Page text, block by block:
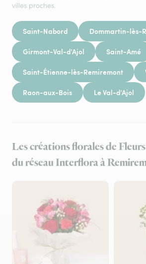
villes proches.
Saint-Nabord Dommartin-lès-
Girmont-Val-d’Ajol Saint-Amé
Saint-Étienne-lès-Remiremont
Raon-aux-Bois Le Val-d’Ajol
Les créations florales de
du réseau Interflora à